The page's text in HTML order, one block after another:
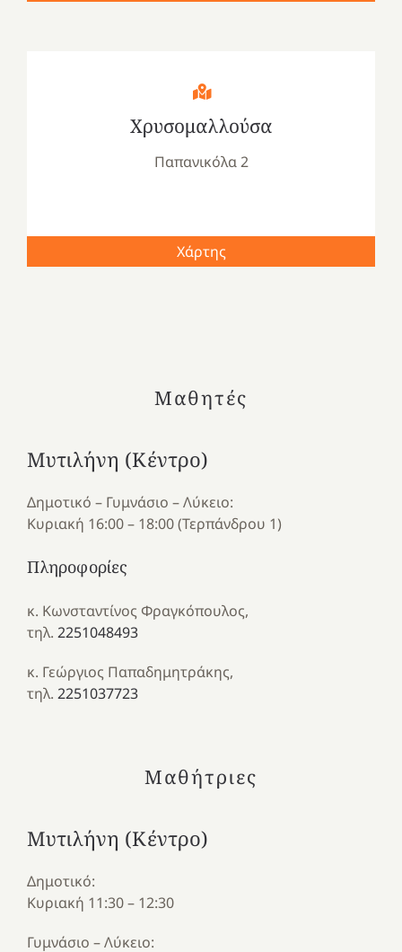
Χρυσομαλλούσα
Παπανικόλα 2
Χάρτης
Μαθητές
Μυτιλήνη (Κέντρο)
Δημοτικό – Γυμνάσιο – Λύκειο:
Κυριακή 16:00 – 18:00 (Τερπάνδρου 1)
Πληροφορίες
κ. Κωνσταντίνος Φραγκόπουλος,
τηλ. 2251048493
κ. Γεώργιος Παπαδημητράκης,
τηλ. 2251037723
Μαθήτριες
Μυτιλήνη (Κέντρο)
Δημοτικό:
Κυριακή 11:30 – 12:30
Γυμνάσιο – Λύκειο: